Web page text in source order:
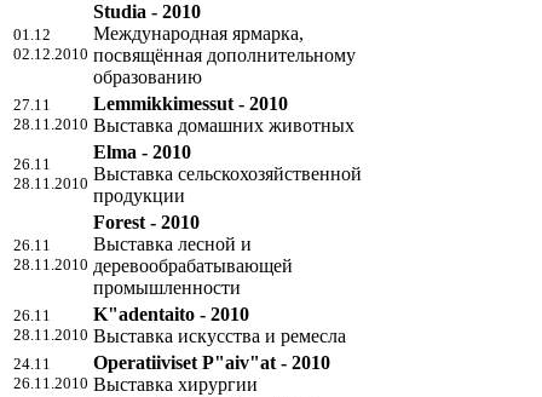
01.12
02.12.2010
Studia - 2010
Международная ярмарка,
посвящённая дополнительному
образованию
27.11
28.11.2010
Lemmikkimessut - 2010
Выставка домашних животных
26.11
28.11.2010
Elma - 2010
Выставка сельскохозяйственной
продукции
26.11
28.11.2010
Forest - 2010
Выставка лесной и
деревообрабатывающей
промышленности
26.11
28.11.2010
K"adentaito - 2010
Выставка искусства и ремесла
24.11
26.11.2010
Operatiiviset P"aiv"at - 2010
Выставка хирургии